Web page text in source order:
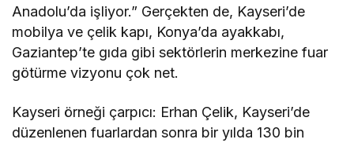
Anadolu’da işliyor.” Gerçekten de, Kayseri’de
mobilya ve çelik kapı, Konya’da ayakkabı,
Gaziantep’te gıda gibi sektörlerin merkezine fuar
götürme vizyonu çok net.
Kayseri örneği çarpıcı: Erhan Çelik, Kayseri’de
düzenlenen fuarlardan sonra bir yılda 130 bin